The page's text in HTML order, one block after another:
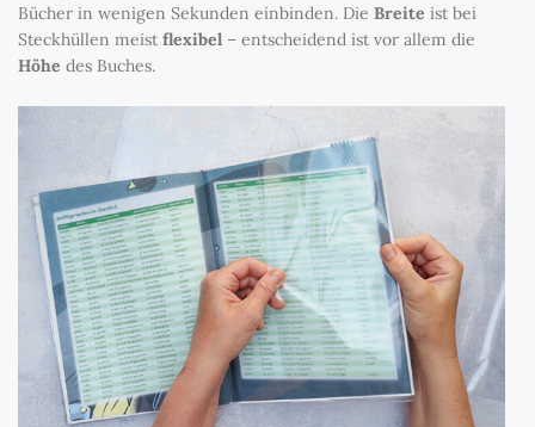
Bücher in wenigen Sekunden einbinden. Die Breite ist bei
Steckhüllen meist flexibel – entscheidend ist vor allem die
Höhe des Buches.